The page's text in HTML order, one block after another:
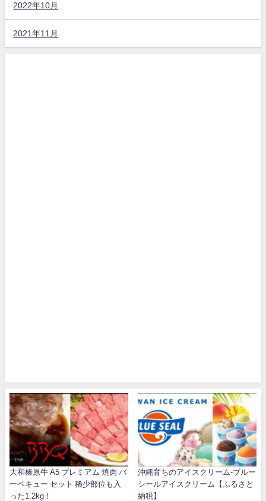
2022年10月
2021年11月
大和榛原牛 A5 プレミアム 焼肉 バ
ーベキュー セット 稀少部位も入
った1.2kg！
沖縄育ちのアイスクリーム-ブルー
シールアイスクリーム【ふるさと
納税】